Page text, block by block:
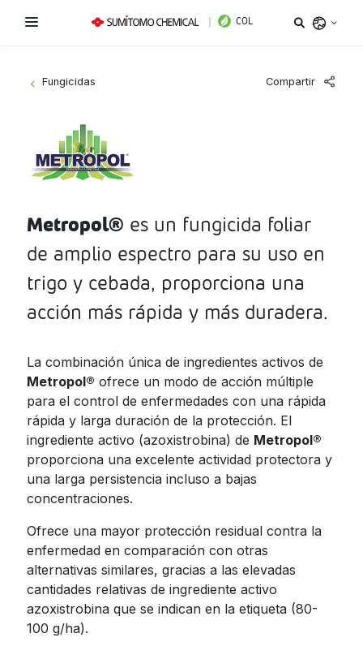
COL
Honduras
Jamaica
Nicaragua
Panama
Paraguay
Dominican
Republic
Trinidad and
Tobago
Líneas de Productos
Fungicidas
Herbicidas
Insecticidas
PGR y Biorracionales
¿Necesitas ayuda?
Sitio institucional
Términos y condiciones de uso
Política de tratamiento de datos personales
Fungicidas Compartir
Metropol® es un fungicida foliar
de amplio espectro para su uso en
trigo y cebada, proporciona una
acción más rápida y más duradera.
La combinación única de ingredientes activos de
Metropol® ofrece un modo de acción múltiple
para el control de enfermedades con una rápida
rápida y larga duración de la protección. El
ingrediente activo (azoxistrobina) de Metropol®
proporciona una excelente actividad protectora y
una larga persistencia incluso a bajas
concentraciones.
Ofrece una mayor protección residual contra la
enfermedad en comparación con otras
alternativas similares, gracias a las elevadas
cantidades relativas de ingrediente activo
azoxistrobina que se indican en la etiqueta (80-
100 g/ha).